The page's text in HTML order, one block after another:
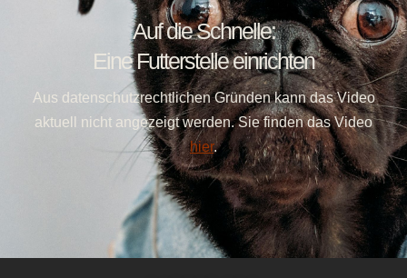
Auf die Schnelle:
Eine Futterstelle einrichten
Aus datenschutzrechtlichen Gründen kann das Video
aktuell nicht angezeigt werden. Sie finden das Video
hier.